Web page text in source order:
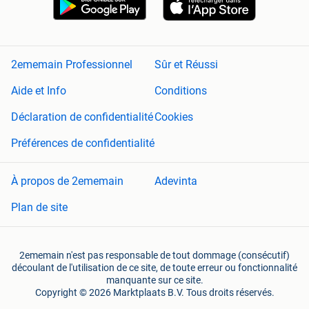
2ememain Professionnel
Sûr et Réussi
Aide et Info
Conditions
Déclaration de confidentialitéCookies
Préférences de confidentialité
À propos de 2ememain
Adevinta
Plan de site
2ememain n'est pas responsable de tout dommage (consécutif)
découlant de l'utilisation de ce site, de toute erreur ou fonctionnalité
manquante sur ce site.
Copyright © 2026 Marktplaats B.V. Tous droits réservés.